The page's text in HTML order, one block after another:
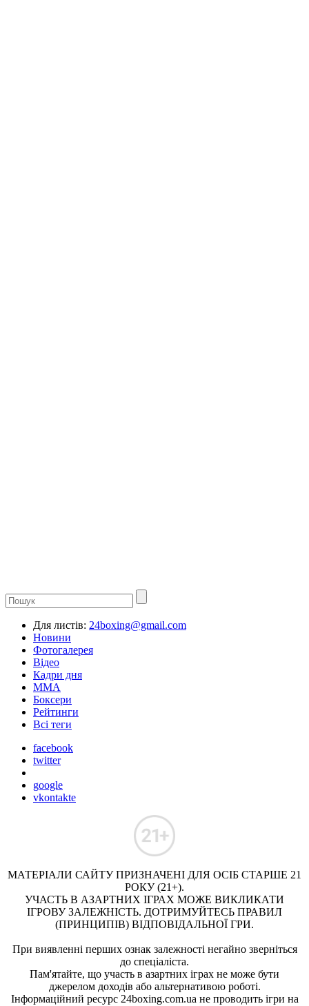
Для листів: 24boxing@gmail.com
Новини
Фотогалерея
Відео
Кадри дня
ММА
Боксери
Рейтинги
Всі теги
facebook
twitter
google
vkontakte
МАТЕРІАЛИ САЙТУ ПРИЗНАЧЕНІ ДЛЯ ОСІБ СТАРШЕ 21
РОКУ (21+).
УЧАСТЬ В АЗАРТНИХ ІГРАХ МОЖЕ ВИКЛИКАТИ
ІГРОВУ ЗАЛЕЖНІСТЬ. ДОТРИМУЙТЕСЬ ПРАВИЛ
(ПРИНЦИПІВ) ВІДПОВІДАЛЬНОЇ ГРИ.
При виявленні перших ознак залежності негайно зверніться
до спеціаліста.
Пам'ятайте, що участь в азартних іграх не може бути
джерелом доходів або альтернативою роботі.
Інформаційний ресурс 24boxing.com.ua не проводить ігри на